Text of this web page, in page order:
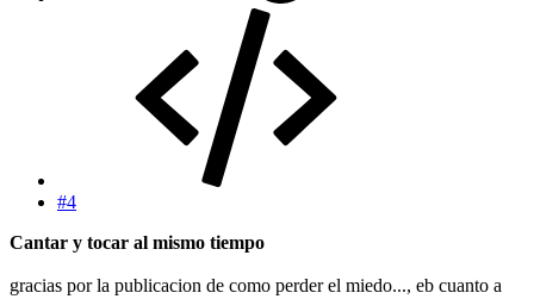
#4
Cantar y tocar al mismo tiempo
gracias por la publicacion de como perder el miedo..., eb cuanto a